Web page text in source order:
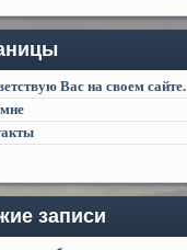
Вас на своем сайте.
записи